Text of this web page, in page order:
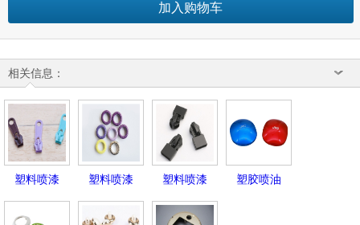
加入购物车
相关信息：
塑料喷漆 塑料喷漆 塑料喷漆 塑胶喷油